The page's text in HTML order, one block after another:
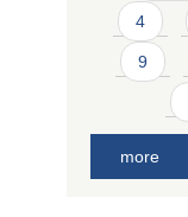
4
9
more